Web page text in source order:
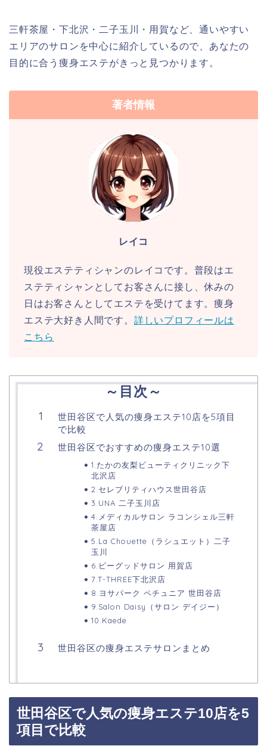
三軒茶屋・下北沢・二子玉川・用賀など、通いやすい
エリアのサロンを中心に紹介しているので、あなたの
目的に合う痩身エステがきっと見つかります。
著者情報
レイコ
現役エステティシャンのレイコです。普段はエ
ステティシャンとしてお客さんに接し、休みの
日はお客さんとしてエステを受けてます。痩身
エステ大好き人間です。 詳しいプロフィールは
こちら
～目次～
世田谷区で人気の痩身エステ10店を5項目
で比較
世田谷区でおすすめの痩身エステ10選
1.たかの友梨ビューティクリニック下
北沢店
2.セレブリティハウス世田谷店
3.UNA 二子玉川店
4.メディカルサロン ラコンシェル三軒
茶屋店
5.La Chouette（ラシュエット）二子
玉川
6.ビーグッドサロン 用賀店
7.T-THREE下北沢店
8.ヨサパーク ペチュニア 世田谷店
9.Salon Daisy（サロン デイジー）
10.Kaede
世田谷区の痩身エステサロンまとめ
世田谷区で人気の痩身エステ10店を5
項目で比較